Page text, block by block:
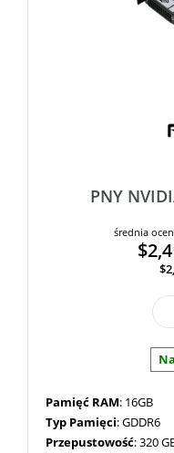
PNY
średnia
Pamięć RAM: 16GB
Typ Pamięci: GDDR6
Przepustowość: 320